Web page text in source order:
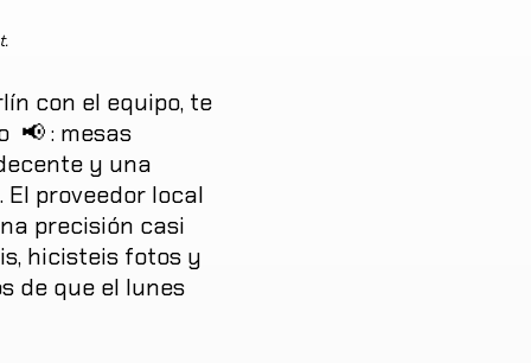
con el equipo, te
📢 : mesas
y una
. El proveedor local
precisión casi
, hicisteis fotos y
de que el lunes